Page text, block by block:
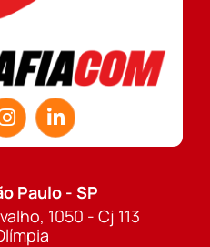
Paulo - SP
1050 - Cj 113